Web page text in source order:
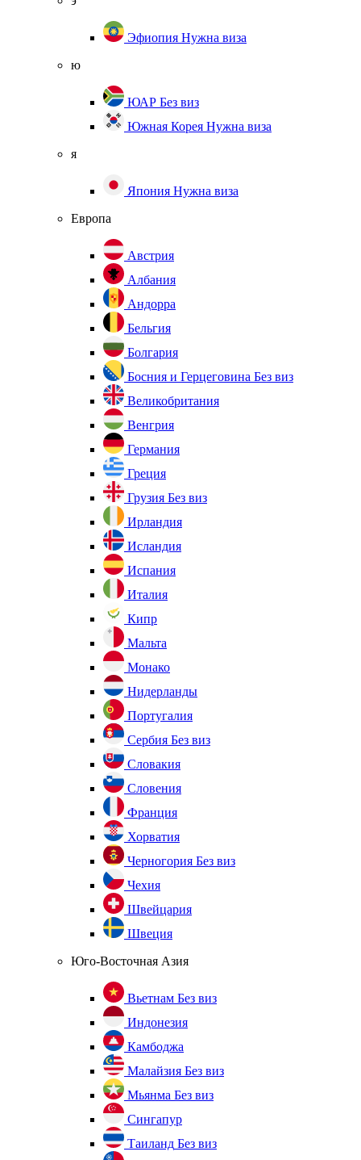
Эфиопия Нужна виза
ю
ЮАР Без виз
Южная Корея Нужна виза
я
Япония Нужна виза
Европа
Австрия
Албания
Андорра
Бельгия
Болгария
Босния и Герцеговина Без виз
Великобритания
Венгрия
Германия
Греция
Грузия Без виз
Ирландия
Исландия
Испания
Италия
Кипр
Мальта
Монако
Нидерланды
Португалия
Сербия Без виз
Словакия
Словения
Франция
Хорватия
Черногория Без виз
Чехия
Швейцария
Швеция
Юго-Восточная Азия
Вьетнам Без виз
Индонезия
Камбоджа
Малайзия Без виз
Мьянма Без виз
Сингапур
Таиланд Без виз